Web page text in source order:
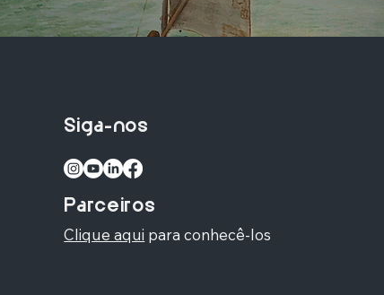
Siga-nos
Parceiros
Clique aqui para conhecê-los